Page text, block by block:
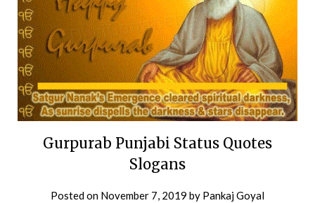
Gurpurab Punjabi Status Quotes
Slogans
Posted on November 7, 2019 by Pankaj Goyal